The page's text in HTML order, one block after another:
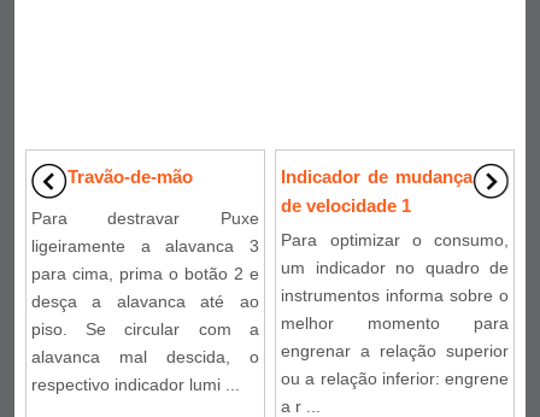
Travão-de-mão
Para destravar Puxe
ligeiramente a alavanca 3
para cima, prima o botão 2 e
desça a alavanca até ao
piso. Se circular com a
alavanca mal descida, o
respectivo indicador lumi ...
Indicador de mudança
de velocidade 1
Para optimizar o consumo,
um indicador no quadro de
instrumentos informa sobre o
melhor momento para
engrenar a relação superior
ou a relação inferior: engrene
a r ...